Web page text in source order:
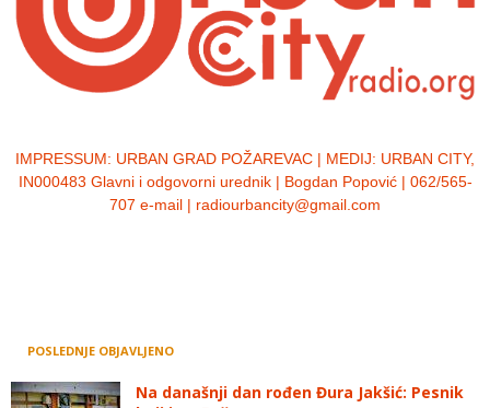
IMPRESSUM: URBAN GRAD POŽAREVAC | MEDIJ: URBAN CITY,
IN000483 Glavni i odgovorni urednik | Bogdan Popović | 062/565-
707 e-mail | radiourbancity@gmail.com
POSLEDNJE OBJAVLJENO
Na današnji dan rođen Đura Jakšić: Pesnik